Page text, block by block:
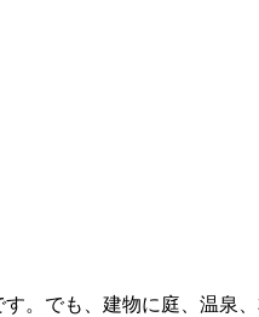
。でも、建物に庭、温泉